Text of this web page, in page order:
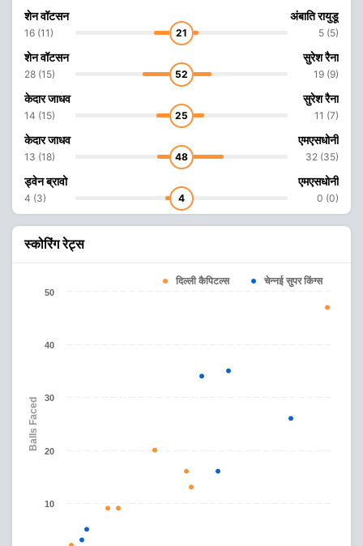
शेन वॉटसन
16 (11) 21
अंबाति रायुडू
5 (5)
शेन वॉटसन
28 (15) 52
सुरेश रैना
19 (9)
केदार जाधव
14 (15) 25
सुरेश रैना
11 (7)
केदार जाधव
13 (18) 48
एमएसधोनी
32 (35)
ड्वेन ब्रावो
4 (3) 4
एमएसधोनी
0 (0)
स्कोरिंग रेट्स
Balls Faced
दिल्ली कैपिटल्स चेन्नई सुपर किंग्स
10
20
30
40
50